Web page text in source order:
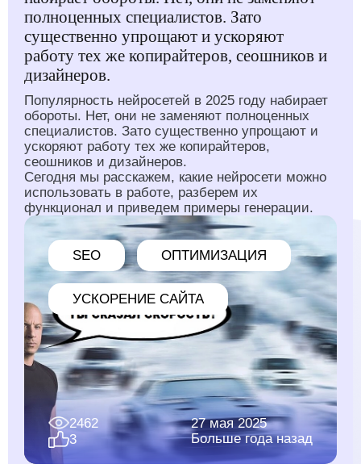
полноценных специалистов. Зато
существенно упрощают и ускоряют
работу тех же копирайтеров, сеошников и
дизайнеров.
Популярность нейросетей в 2025 году набирает
обороты. Нет, они не заменяют полноценных
специалистов. Зато существенно упрощают и
ускоряют работу тех же копирайтеров,
сеошников и дизайнеров.
Сегодня мы расскажем, какие нейросети можно
использовать в работе, разберем их
функционал и приведем примеры генерации.
SEO ОПТИМИЗАЦИЯ
УСКОРЕНИЕ САЙТА
2462
3
27 мая 2025
Больше года назад